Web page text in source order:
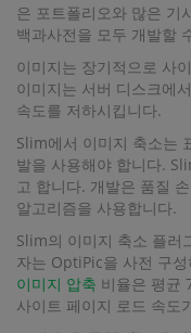
은 포트폴리오와 많은 기
백과사전을 모두 개발할
이미지는 장기적으로 사
이미지는 서버 디스크에
속도를 저하시킵니다.
Slim에서 이미지 축소는
발을 사용해야 합니다.
고 합니다. 개발은 품질
알고리즘을 사용합니다.
Slim의 이미지 축소 플러
자는 OptiPic을 사전 구
이미지 압축 비율은 평균
사이트 페이지 로드 속도